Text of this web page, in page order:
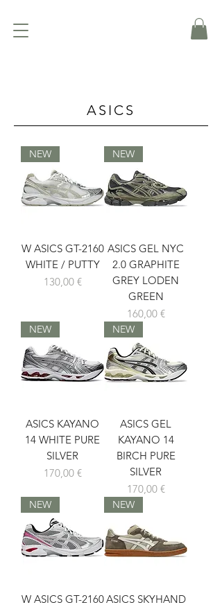
ASICS
NEW
W ASICS GT-2160
WHITE / PUTTY
Prix
130,00 €
NEW
ASICS GEL NYC
2.0 GRAPHITE
GREY LODEN
GREEN
Prix
160,00 €
NEW
ASICS KAYANO
14 WHITE PURE
SILVER
Prix
170,00 €
NEW
ASICS GEL
KAYANO 14
BIRCH PURE
SILVER
Prix
170,00 €
NEW
W ASICS GT-2160
NEW
ASICS SKYHAND